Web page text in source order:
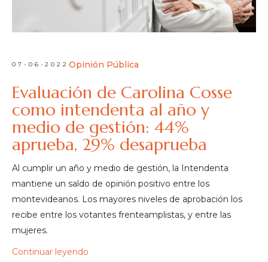
07-06-2022Opinión Pública
Evaluación de Carolina Cosse
como intendenta al año y
medio de gestión: 44%
aprueba, 29% desaprueba
Al cumplir un año y medio de gestión, la Intendenta
mantiene un saldo de opinión positivo entre los
montevideanos. Los mayores niveles de aprobación los
recibe entre los votantes frenteamplistas, y entre las
mujeres.
Continuar leyendo